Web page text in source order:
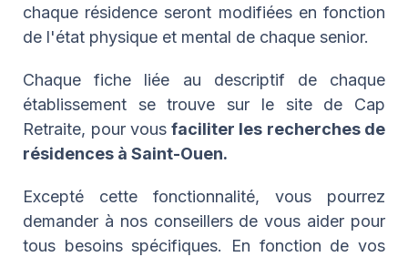
chaque résidence seront modifiées en fonction
de l'état physique et mental de chaque senior.
Chaque fiche liée au descriptif de chaque
établissement se trouve sur le site de Cap
Retraite, pour vous faciliter les recherches de
résidences à Saint-Ouen.
Excepté cette fonctionnalité, vous pourrez
demander à nos conseillers de vous aider pour
tous besoins spécifiques. En fonction de vos